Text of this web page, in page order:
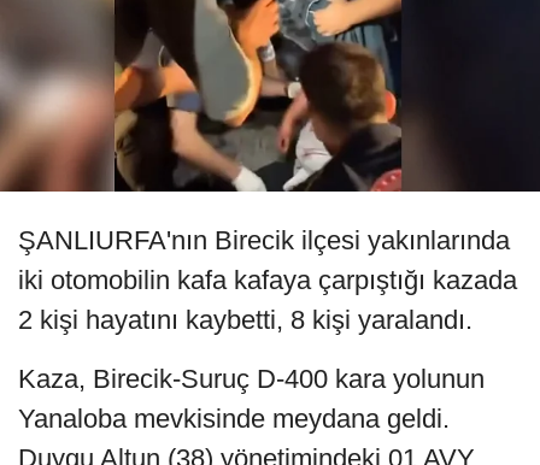
ŞANLIURFA'nın Birecik ilçesi yakınlarında
iki otomobilin kafa kafaya çarpıştığı kazada
2 kişi hayatını kaybetti, 8 kişi yaralandı.
Kaza, Birecik-Suruç D-400 kara yolunun
Yanaloba mevkisinde meydana geldi.
Duygu Altun (38) yönetimindeki 01 AVY